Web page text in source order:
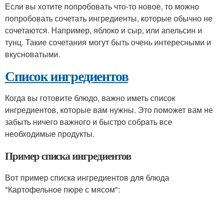
Если вы хотите попробовать что-то новое, то можно
попробовать сочетать ингредиенты, которые обычно не
сочетаются. Например, яблоко и сыр, или апельсин и
тунц. Такие сочетания могут быть очень интересными и
вкусноватыми.
Список ингредиентов
Когда вы готовите блюдо, важно иметь список
ингредиентов, которые вам нужны. Это поможет вам не
забыть ничего важного и быстро собрать все
необходимые продукты.
Пример списка ингредиентов
Вот пример списка ингредиентов для блюда
"Картофельное пюре с мясом":